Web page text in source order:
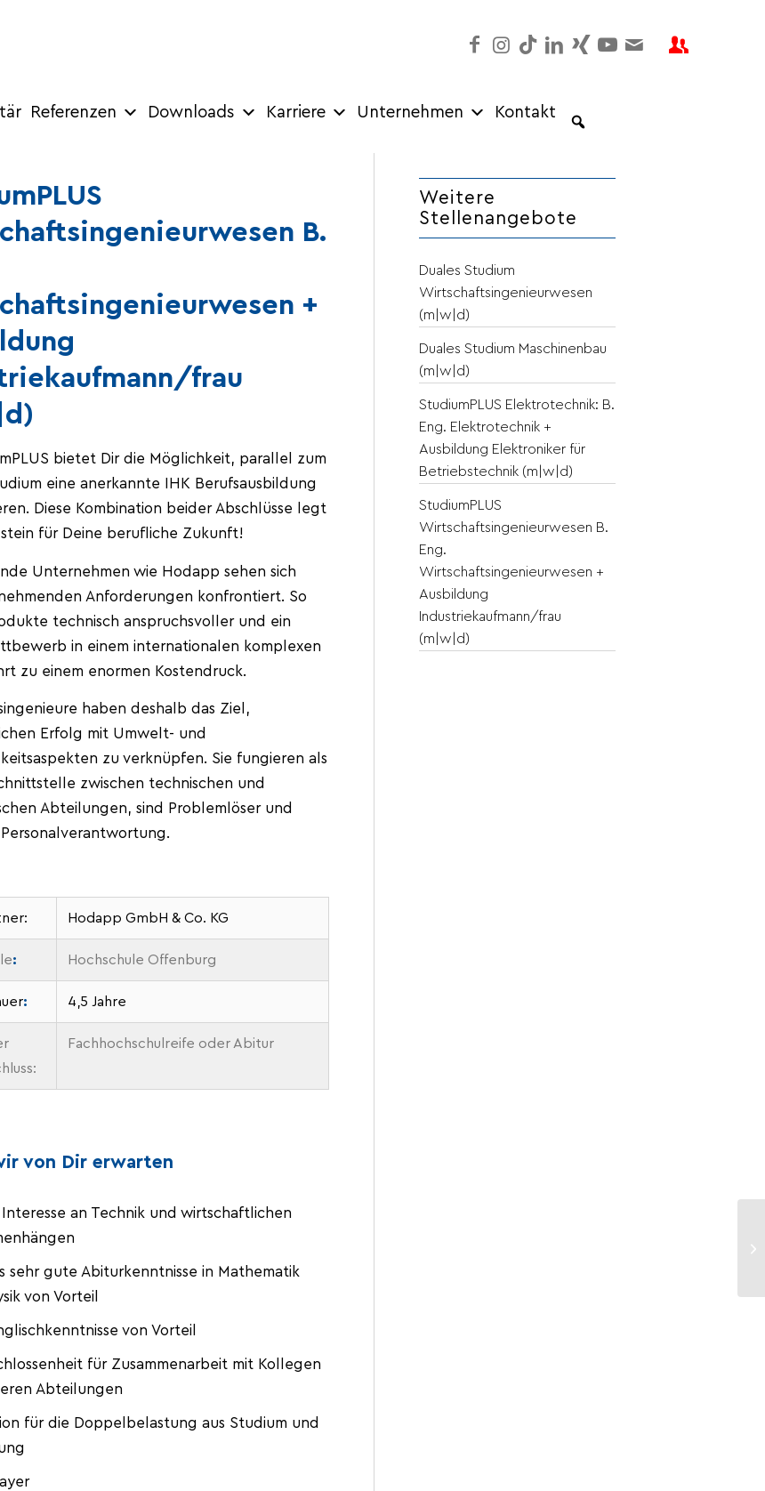
Referenzen Downloads Karriere Unternehmen Kontakt
B.
+
frau
bietet Dir die Möglichkeit, parallel zum
eine anerkannte IHK Berufsausbildung
Diese Kombination beider Abschlüsse legt
für Deine berufliche Zukunft!
Unternehmen wie Hodapp sehen sich
Anforderungen konfrontiert. So
technisch anspruchsvoller und ein
in einem internationalen komplexen
zu einem enormen Kostendruck.
haben deshalb das Ziel,
Erfolg mit Umwelt- und
zu verknüpfen. Sie fungieren als
zwischen technischen und
Abteilungen, sind Problemlöser und
Hodapp GmbH & Co. KG
: Hochschule Offenburg
: 4,5 Jahre
Fachhochschulreife oder Abitur
von Dir erwarten
an Technik und wirtschaftlichen
sehr gute Abiturkenntnisse in Mathematik
von Vorteil
von Vorteil
für Zusammenarbeit mit Kollegen
Abteilungen
für die Doppelbelastung aus Studium und
Weitere
Stellenangebote
Duales Studium
Wirtschaftsingenieurwesen
(m|w|d)
Duales Studium Maschinenbau
(m|w|d)
StudiumPLUS Elektrotechnik: B.
Eng. Elektrotechnik +
Ausbildung Elektroniker für
Betriebstechnik (m|w|d)
StudiumPLUS
Wirtschaftsingenieurwesen B.
Eng.
Wirtschaftsingenieurwesen +
Ausbildung
Industriekaufmann/frau
(m|w|d)